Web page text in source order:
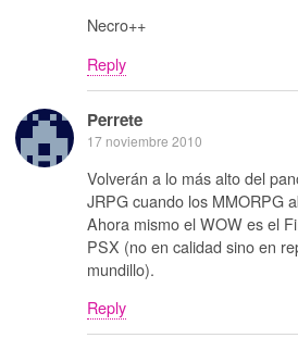
Necro++
Reply
Perrete
17 noviembre 2010
Volverán a lo más alto del
JRPG cuando los MMORPG
Ahora mismo el WOW es el
PSX (no en calidad sino en
mundillo).
Reply